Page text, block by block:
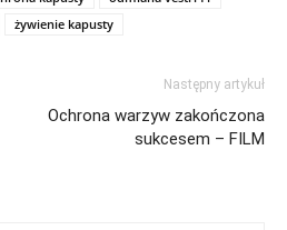
żywienie kapusty
Następny artykuł
Ochrona warzyw zakończona
sukcesem – FILM